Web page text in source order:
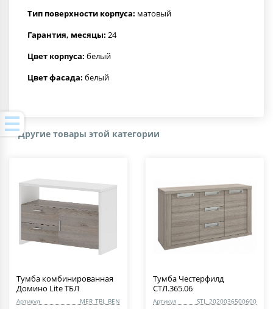
Тип поверхности корпуса: матовый
Гарантия, месяцы: 24
Цвет корпуса: белый
Цвет фасада: белый
Другие товары этой категории
Тумба комбинированная
Домино Lite ТБЛ
Артикул MER_TBL_BEN
Тумба Честерфилд
СТЛ.365.06
Артикул STL_2020036500600